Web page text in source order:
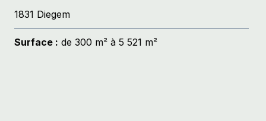
1831 Diegem
Surface : de 300 m² à 5 521 m²